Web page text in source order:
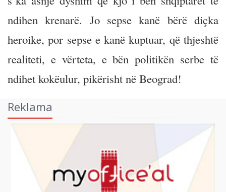
ndihen krenarë. Jo sepse kanë bërë diçka
heroike, por sepse e kanë kuptuar, që thjeshtë
realiteti, e vërteta, e bën politikën serbe të
ndihet kokëulur, pikërisht në Beograd!
Reklama